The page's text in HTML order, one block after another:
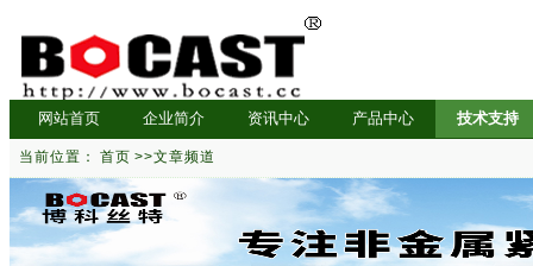
网站首页 企业简介 资讯中心 产品中心 技术支持
当前位置： 首页 >>文章频道